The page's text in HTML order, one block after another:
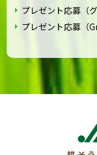
プレゼント応募（
プレゼント応募（